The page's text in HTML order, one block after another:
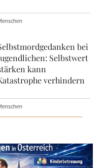
bei
Selbstwert
kann
verhindern